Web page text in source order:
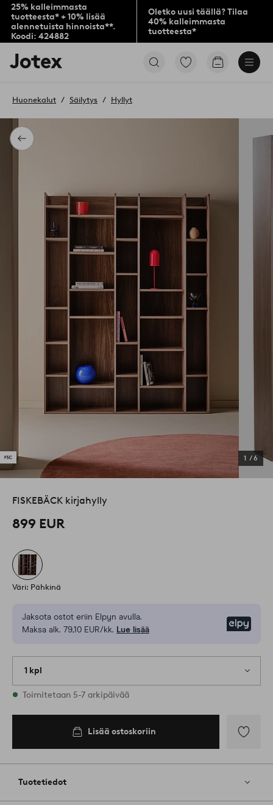
25% kalleimmasta
tuotteesta* + 10% lisää
alennetuista hinnoista**.
Koodi: 424882
Oletko uusi täällä? Tilaa
40% kalleimmasta
tuotteesta*
Jotex-
logo
aloitussivulle
Siirry
Siirry
Takaisin
Huonekalut Säilytys Hyllyt
1 /6
FISKEBÄCK kirjahylly
899 EUR
Väri: Pähkinä
Jaksota ostot eriin Elpyn avulla.
Maksa alk. 79,10 EUR/kk. Lue lisää
1 kpl
Varastossa
Toimitetaan 5-7 arkipäivää
Lisää ostoskoriin
Tuotetiedot